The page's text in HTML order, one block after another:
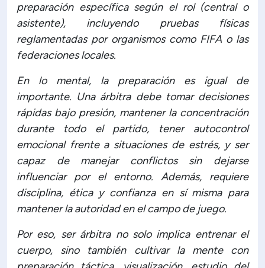
preparación específica según el rol (central o
asistente), incluyendo pruebas físicas
reglamentadas por organismos como FIFA o las
federaciones locales.
En lo mental, la preparación es igual de
importante. Una árbitra debe tomar decisiones
rápidas bajo presión, mantener la concentración
durante todo el partido, tener autocontrol
emocional frente a situaciones de estrés, y ser
capaz de manejar conflictos sin dejarse
influenciar por el entorno. Además, requiere
disciplina, ética y confianza en sí misma para
mantener la autoridad en el campo de juego.
Por eso, ser árbitra no solo implica entrenar el
cuerpo, sino también cultivar la mente con